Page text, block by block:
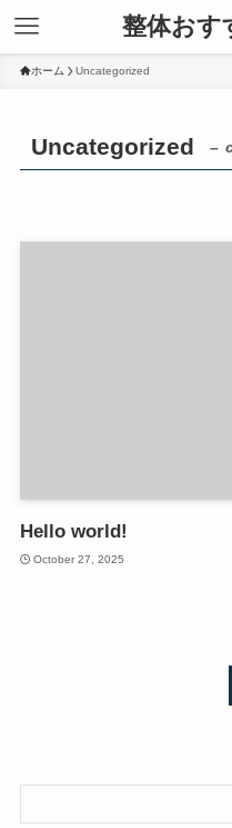
整体おす
ホーム Uncategorized
Uncategorized –
Hello world!
October 27, 2025